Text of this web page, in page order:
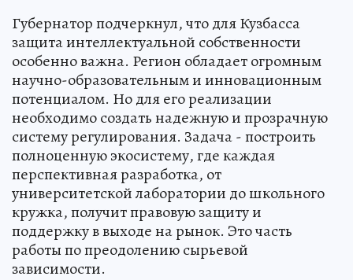
Губернатор подчеркнул, что для Кузбасса
защита интеллектуальной собственности
особенно важна. Регион обладает огромным
научно-образовательным и инновационным
потенциалом. Но для его реализации
необходимо создать надежную и прозрачную
систему регулирования. Задача - построить
полноценную экосистему, где каждая
перспективная разработка, от
университетской лаборатории до школьного
кружка, получит правовую защиту и
поддержку в выходе на рынок. Это часть
работы по преодолению сырьевой
зависимости.